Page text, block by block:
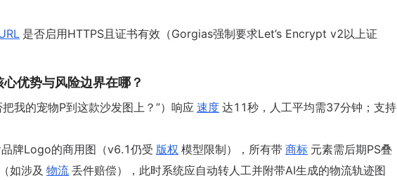
是否启用HTTPS且证书有效（Gorgias强制要求Let’s Encrypt v2以上证
优势与风险边界在哪？
我的宠物P到这款沙发图上？”）响应 速度 达11秒，人工平均需37分钟；支持
牌Logo的商用图（v6.1仍受 版权 模型限制），所有带 商标 元素需后期PS叠
如涉及 物流 丢件赔偿），此时系统应自动转人工并附带AI生成的物流轨迹图